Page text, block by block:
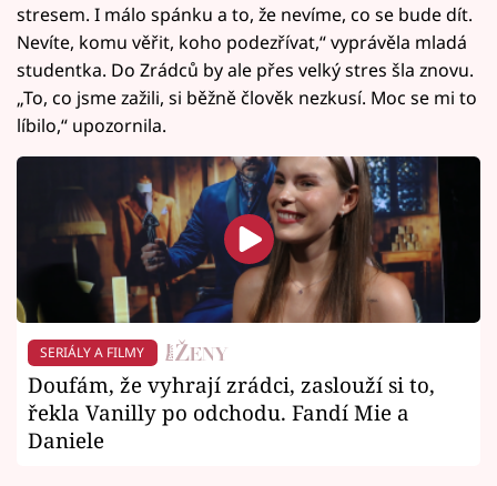
stresem. I málo spánku a to, že nevíme, co se bude dít.
Nevíte, komu věřit, koho podezřívat,“ vyprávěla mladá
studentka. Do Zrádců by ale přes velký stres šla znovu.
„To, co jsme zažili, si běžně člověk nezkusí. Moc se mi to
líbilo,“ upozornila.
SERIÁLY A FILMY
Doufám, že vyhrají zrádci, zaslouží si to,
řekla Vanilly po odchodu. Fandí Mie a
Daniele